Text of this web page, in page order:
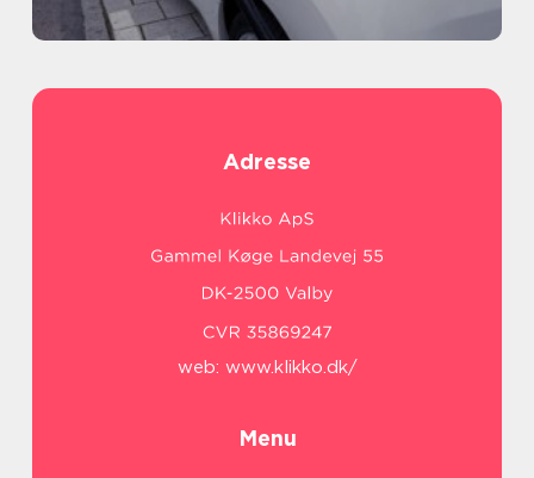
Adresse
web: www.klikko.dk/
Menu